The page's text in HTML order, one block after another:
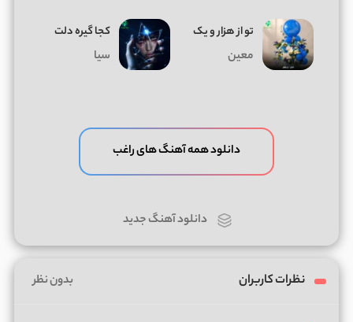
تو از هزار و یک
معین
کجا گیره دلت
سیا
دانلود همه آهنگ های راغب
دانلود آهنگ جدید
نظرات کاربران بدون نظر